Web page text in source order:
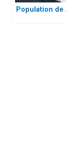
Population de